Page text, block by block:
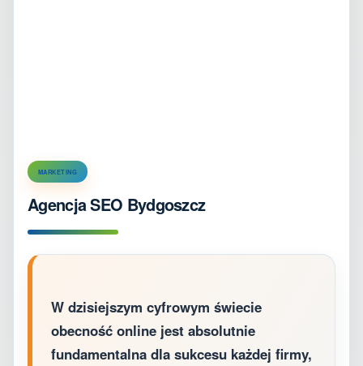
MARKETING
Agencja SEO Bydgoszcz
W dzisiejszym cyfrowym świecie
obecność online jest absolutnie
fundamentalna dla sukcesu każdej firmy,